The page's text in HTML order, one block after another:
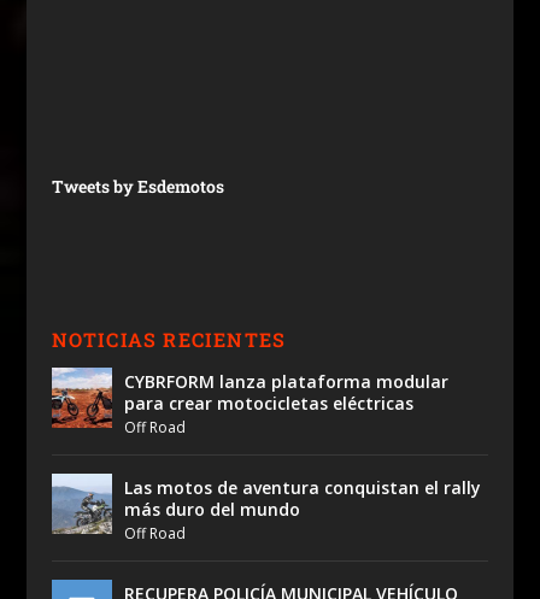
Tweets by Esdemotos
NOTICIAS RECIENTES
CYBRFORM lanza plataforma modular
para crear motocicletas eléctricas
Off Road
Las motos de aventura conquistan el rally
más duro del mundo
Off Road
RECUPERA POLICÍA MUNICIPAL VEHÍCULO